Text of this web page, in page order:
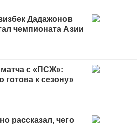
Дадажонов
чемпионата Азии
с «ПСЖ»:
к сезону»
рассказал, чего